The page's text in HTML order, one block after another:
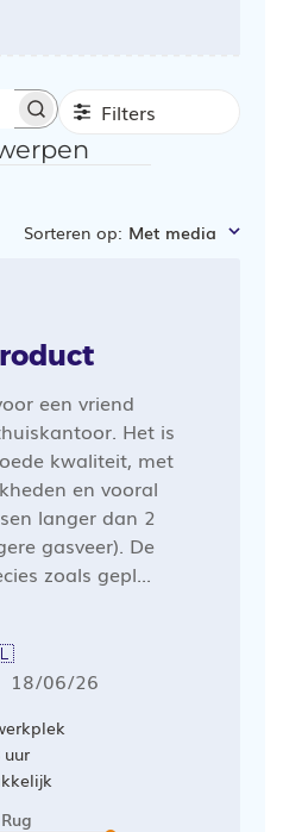
Filters
Sorteren op: Met media
een vriend
Het is
kwaliteit, met
en vooral
langer dan 2
gasveer). De
zoals gepl...
Publicatiedatum
18/06/26